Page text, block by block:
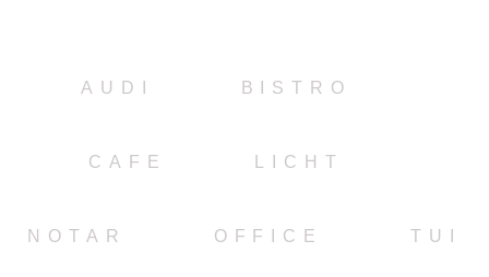
AUDI BISTRO
CAFE LICHT
NOTAR OFFICE TUI